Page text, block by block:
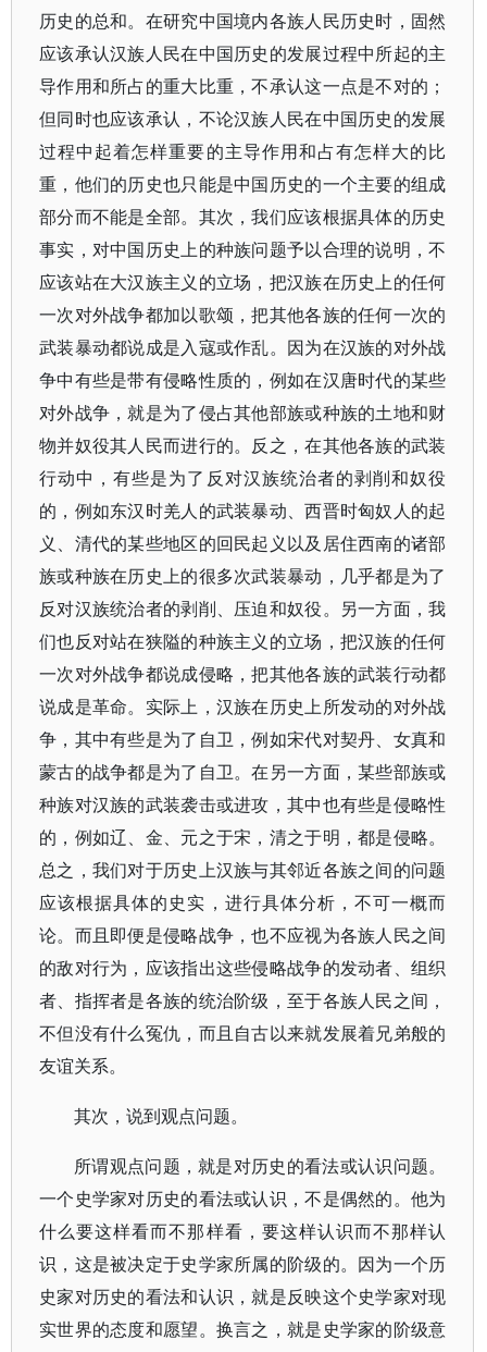
历史的总和。在研究中国境内各族人民历史时，固然
应该承认汉族人民在中国历史的发展过程中所起的主
导作用和所占的重大比重，不承认这一点是不对的；
但同时也应该承认，不论汉族人民在中国历史的发展
过程中起着怎样重要的主导作用和占有怎样大的比
重，他们的历史也只能是中国历史的一个主要的组成
部分而不能是全部。其次，我们应该根据具体的历史
事实，对中国历史上的种族问题予以合理的说明，不
应该站在大汉族主义的立场，把汉族在历史上的任何
一次对外战争都加以歌颂，把其他各族的任何一次的
武装暴动都说成是入寇或作乱。因为在汉族的对外战
争中有些是带有侵略性质的，例如在汉唐时代的某些
对外战争，就是为了侵占其他部族或种族的土地和财
物并奴役其人民而进行的。反之，在其他各族的武装
行动中，有些是为了反对汉族统治者的剥削和奴役
的，例如东汉时羌人的武装暴动、西晋时匈奴人的起
义、清代的某些地区的回民起义以及居住西南的诸部
族或种族在历史上的很多次武装暴动，几乎都是为了
反对汉族统治者的剥削、压迫和奴役。另一方面，我
们也反对站在狭隘的种族主义的立场，把汉族的任何
一次对外战争都说成侵略，把其他各族的武装行动都
说成是革命。实际上，汉族在历史上所发动的对外战
争，其中有些是为了自卫，例如宋代对契丹、女真和
蒙古的战争都是为了自卫。在另一方面，某些部族或
种族对汉族的武装袭击或进攻，其中也有些是侵略性
的，例如辽、金、元之于宋，清之于明，都是侵略。
总之，我们对于历史上汉族与其邻近各族之间的问题
应该根据具体的史实，进行具体分析，不可一概而
论。而且即便是侵略战争，也不应视为各族人民之间
的敌对行为，应该指出这些侵略战争的发动者、组织
者、指挥者是各族的统治阶级，至于各族人民之间，
不但没有什么冤仇，而且自古以来就发展着兄弟般的
友谊关系。
其次，说到观点问题。
所谓观点问题，就是对历史的看法或认识问题。
一个史学家对历史的看法或认识，不是偶然的。他为
什么要这样看而不那样看，要这样认识而不那样认
识，这是被决定于史学家所属的阶级的。因为一个历
史家对历史的看法和认识，就是反映这个史学家对现
实世界的态度和愿望。换言之，就是史学家的阶级意